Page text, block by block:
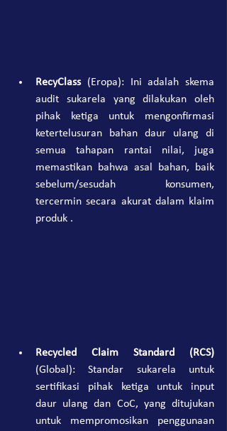
RecyClass (Eropa): Ini adalah skema
audit sukarela yang dilakukan oleh
pihak ketiga untuk mengonfirmasi
ketertelusuran bahan daur ulang di
semua tahapan rantai nilai, juga
memastikan bahwa asal bahan, baik
sebelum/sesudah konsumen,
tercermin secara akurat dalam klaim
produk .
Recycled Claim Standard (RCS)
(Global): Standar sukarela untuk
sertifikasi pihak ketiga untuk input
daur ulang dan CoC, yang ditujukan
untuk mempromosikan penggunaan